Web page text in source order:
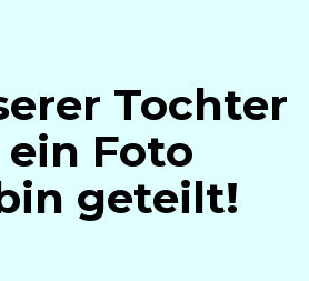
Tochter
Foto
geteilt!